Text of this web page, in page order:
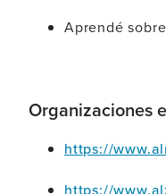
Aprendé sobre
Organizaciones
https://
https://